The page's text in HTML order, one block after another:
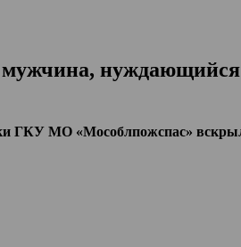
ГКУ МО «Мособлпожспас»